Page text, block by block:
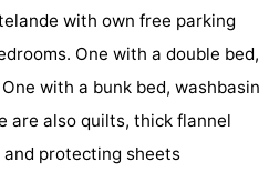
with own free parking
One with a double bed,
with a bunk bed, washbasin
are also quilts, thick flannel
protecting sheets